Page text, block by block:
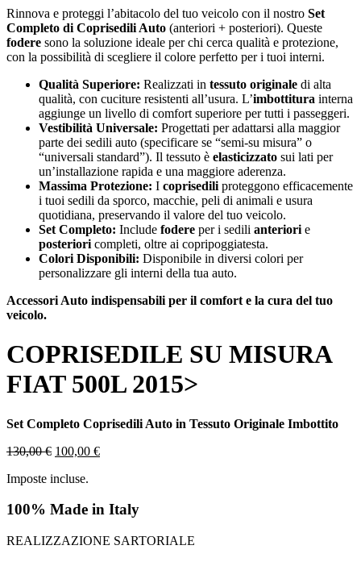
Rinnova e proteggi l’abitacolo del tuo veicolo con il nostro Set
Completo di Coprisedili Auto (anteriori + posteriori). Queste
fodere sono la soluzione ideale per chi cerca qualità e protezione,
con la possibilità di scegliere il colore perfetto per i tuoi interni.
Qualità Superiore: Realizzati in tessuto originale di alta
qualità, con cuciture resistenti all’usura. L’imbottitura interna
aggiunge un livello di comfort superiore per tutti i passeggeri.
Vestibilità Universale: Progettati per adattarsi alla maggior
parte dei sedili auto (specificare se “semi-su misura” o
“universali standard”). Il tessuto è elasticizzato sui lati per
un’installazione rapida e una maggiore aderenza.
Massima Protezione: I coprisedili proteggono efficacemente
i tuoi sedili da sporco, macchie, peli di animali e usura
quotidiana, preservando il valore del tuo veicolo.
Set Completo: Include fodere per i sedili anteriori e
posteriori completi, oltre ai copripoggiatesta.
Colori Disponibili: Disponibile in diversi colori per
personalizzare gli interni della tua auto.
Accessori Auto indispensabili per il comfort e la cura del tuo
veicolo.
COPRISEDILE SU MISURA
FIAT 500L 2015>
Set Completo Coprisedili Auto in Tessuto Originale Imbottito
130,00€ Il
originale
130,00 €.
100,00 €Il
100,00 €.
Imposte incluse.
100% Made in Italy
REALIZZAZIONE SARTORIALE